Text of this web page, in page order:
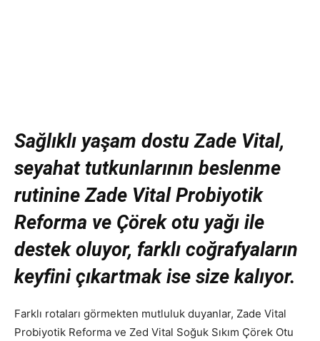
Sağlıklı yaşam dostu Zade Vital,
seyahat tutkunlarının beslenme
rutinine Zade Vital Probiyotik
Reforma ve Çörek otu yağı ile
destek oluyor, farklı coğrafyaların
keyfini çıkartmak ise size kalıyor.
Farklı rotaları görmekten mutluluk duyanlar, Zade Vital
Probiyotik Reforma ve Zed Vital Soğuk Sıkım Çörek Otu